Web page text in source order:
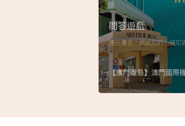
問答遊戲
邊玩邊答，測試您的小城知
【澳門離島】澳門國際